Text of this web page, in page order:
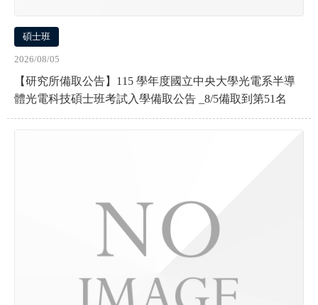
碩士班
2026/08/05
【研究所備取公告】115 學年度國立中央大學光電系半導
體光電科技碩士班考試入學備取公告 _8/5備取到第51名